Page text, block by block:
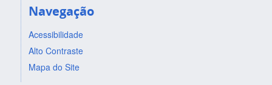
Navegação
Acessibilidade
Alto Contraste
Mapa do Site